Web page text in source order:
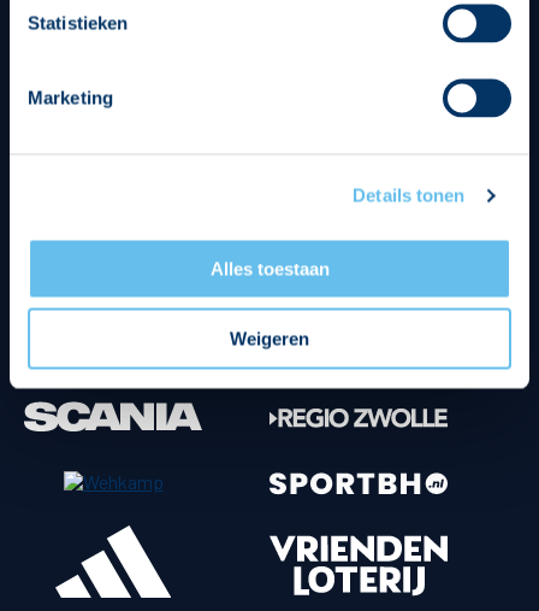
Statistieken
Marketing
Details tonen
Alles toestaan
Weigeren